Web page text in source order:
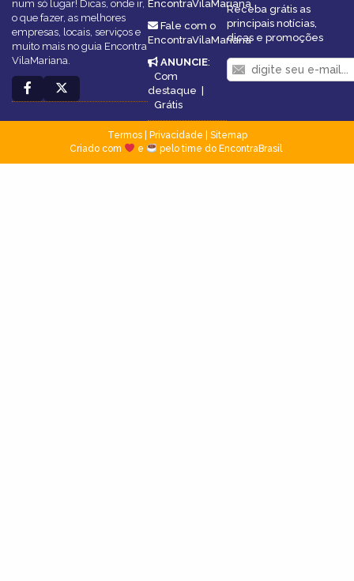
num só lugar! Dicas, onde ir,
o que fazer, as melhores
empresas, locais, serviços e
muito mais no guia Encontra
VilaMariana.
EncontraVilaMariana
Fale com o
EncontraVilaMariana
ANUNCIE:
Com
destaque |
Grátis
Receba grátis as
principais notícias,
dicas e promoções
Termos| Privacidade
Sitemap
Criado com
e pelo time do EncontraBrasil